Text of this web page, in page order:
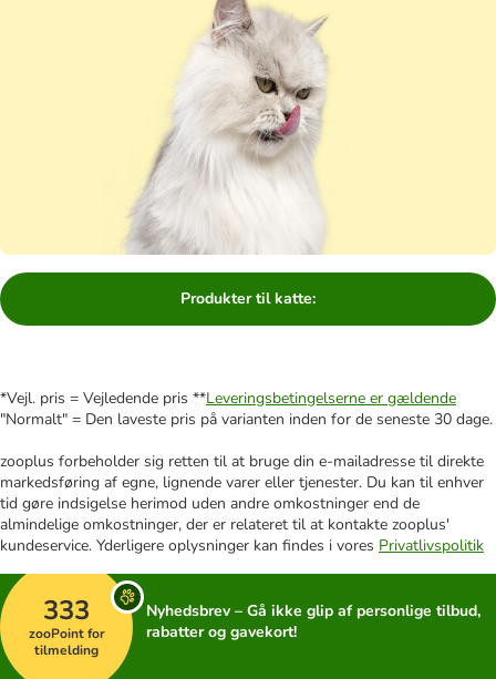
Produkter til katte:
*Vejl. pris = Vejledende pris **Leveringsbetingelserne er gældende
"Normalt" = Den laveste pris på varianten inden for de seneste 30 dage.
zooplus forbeholder sig retten til at bruge din e-mailadresse til direkte
markedsføring af egne, lignende varer eller tjenester. Du kan til enhver
tid gøre indsigelse herimod uden andre omkostninger end de
almindelige omkostninger, der er relateret til at kontakte zooplus'
kundeservice. Yderligere oplysninger kan findes i vores Privatlivspolitik
333
zooPoint for
tilmelding
Nyhedsbrev – Gå ikke glip af personlige tilbud,
rabatter og gavekort!